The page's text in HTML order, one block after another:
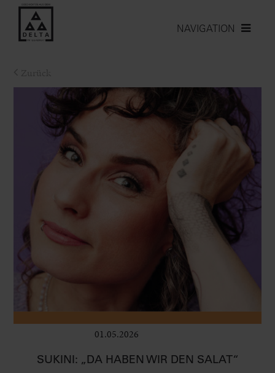
NAVIGATION
01.05.2026
SUKINI: „DA HABEN WIR DEN SALAT“